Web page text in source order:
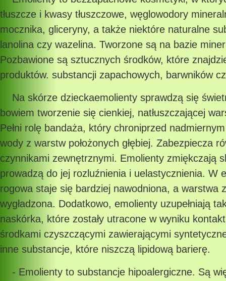
tłuszcze i kwasy tłuszczowe, węglowodory
mocznika, gliceryny, a także niektóre naturalne
lanolina czy wazelina. Tworzone są na bazie
Pozbawione są sztucznych środków, które
produktów. substancji zapachowych, barwników
Na skórze dzieckaemolienty sprawdzą się
bowiem tworzenie się cienkiej, natłuszczającej
Pełni rolę bandaża, który chroniprzed
wody z warstw położonych głębiej. Zabezpiecza
czynnikami zewnętrznymi. Emolienty zmiękczają
prowadzą do jej rozluźnienia i uelastycznienia. W
rogowa staje się bardziej nawodniona, a warstwa
wygładzona. Dodatkowo, emolienty uzupełniają
naskórka, które zostały utracone w wyniku
środkami czyszczącymi zawierającymi
inne substancje, które niszczą lipidową barierę.
- Emolienty to substancje hipoalergiczne. Są